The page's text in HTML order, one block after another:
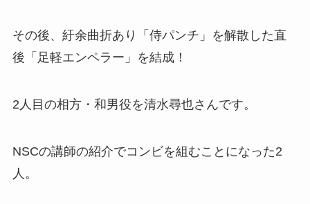
その後、紆余曲折あり「侍パンチ」を解散した直
後「足軽エンペラー」を結成！
2人目の相方・和男役を清水尋也さんです。
NSCの講師の紹介でコンビを組むことになった2
人。